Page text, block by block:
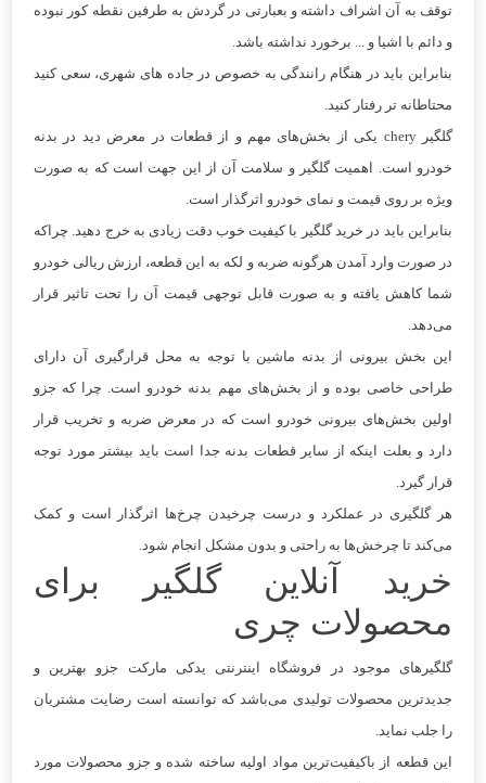
توقف به آن اشراف داشته و بعبارتی در گردش به طرفین نقطه کور نبوده
و دائم با اشیا و ... برخورد نداشته باشد.
بنابراین باید در هنگام رانندگی به خصوص در جاده های شهری، سعی کنید
محتاطانه تر رفتار کنید.
گلگیر chery یکی از بخش‌های مهم و از قطعات در معرض دید در بدنه
خودرو است. اهمیت گلگیر و سلامت آن از این جهت است که به صورت
ویژه بر روی قیمت و نمای خودرو اثرگذار است.
بنابراین باید در خرید گلگیر با کیفیت خوب دقت زیادی به خرج دهید. چراکه
در صورت وارد آمدن هرگونه ضربه و لکه به این قطعه، ارزش ریالی خودرو
شما کاهش یافته و به صورت قابل توجهی قیمت آن را تحت تاثیر قرار
می‌دهد.
این بخش بیرونی از بدنه ماشین با توجه به محل قرارگیری آن دارای
طراحی خاصی بوده و از بخش‌های مهم بدنه خودرو است. چرا که جزو
اولین بخش‌های بیرونی خودرو است که در معرض ضربه و تخریب قرار
دارد و بعلت اینکه از سایر قطعات بدنه جدا است باید بیشتر مورد توجه
قرار گیرد.
هر گلگیری در عملکرد و درست چرخیدن چرخ‌ها اثرگذار است و کمک
می‌کند تا چرخش‌ها به راحتی و بدون مشکل انجام شود.
خرید آنلاین گلگیر برای
محصولات چری
گلگیرهای موجود در فروشگاه اینترنتی یدکی مارکت جزو بهترین و
جدیدترین محصولات تولیدی می‌باشد که توانسته است رضایت مشتریان
را جلب نماید.
این قطعه از باکیفیت‌ترین مواد اولیه ساخته شده و جزو محصولات مورد